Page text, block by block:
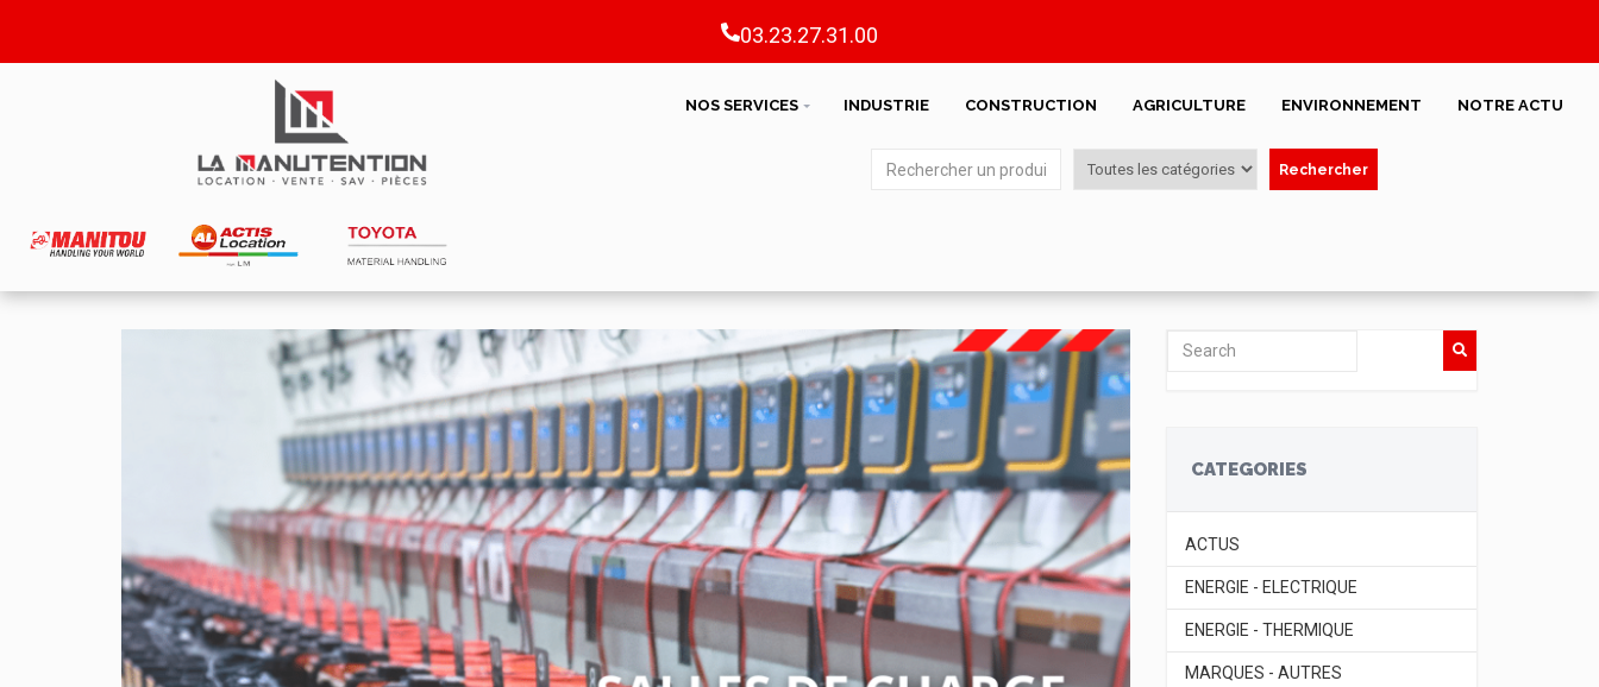
03.23.27.31.00
NOS SERVICES INDUSTRIE CONSTRUCTION AGRICULTURE ENVIRONNEMENT NOTRE ACTU
Rechercher
CATEGORIES
ACTUS
ENERGIE - ELECTRIQUE
ENERGIE - THERMIQUE
MARQUES - AUTRES